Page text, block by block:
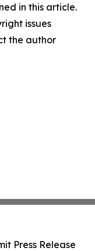
in this article.
issues
the author
Press Release